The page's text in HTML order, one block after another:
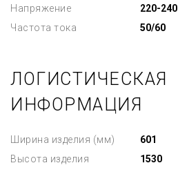
Напряжение
220-240
Частота тока
50/60
ЛОГИСТИЧЕСКАЯ
ИНФОРМАЦИЯ
Ширина изделия (мм)
601
Высота изделия
1530